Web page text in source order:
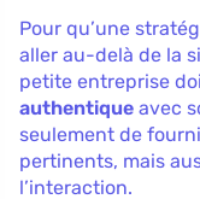
Pour qu’une
aller au-delà de la
petite entreprise
authentique avec
seulement de
pertinents, mais
l’interaction.